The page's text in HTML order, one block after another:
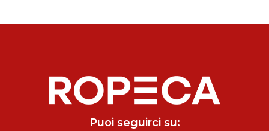
Puoi seguirci su: